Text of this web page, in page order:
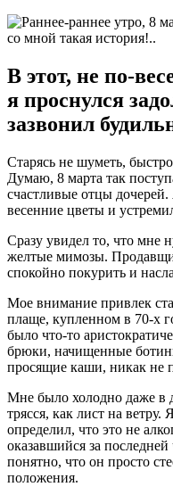
В этот, не по-
я проснулся
зазвонил
Старясь не шуметь,
Думаю, 8 марта так
счастливые отцы
весенние цветы и
Сразу увидел то, что мне
желтые мимозы.
спокойно покурить и
Мое внимание привлек
плаще, купленном в 70-х
было что-то
брюки, начищенные
просящие каши, никак не
Мне было холодно даже в
трясся, как лист на ветру.
определил, что это не
оказавшийся за
понятно, что он просто
положения.